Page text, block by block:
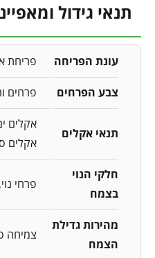
תנאי גידול
עונת הפריחה פריחת
צבע הפרחים פרחים
תנאי אקלים
אקלים
אקלים
חלקי הנוי
בצמח
פרחי נוי
מהירות גדילת
הצמח
צמיחה